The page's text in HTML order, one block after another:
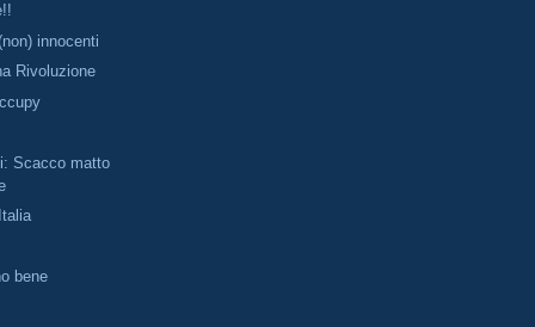
innocenti
Rivoluzione
Scacco matto
bene